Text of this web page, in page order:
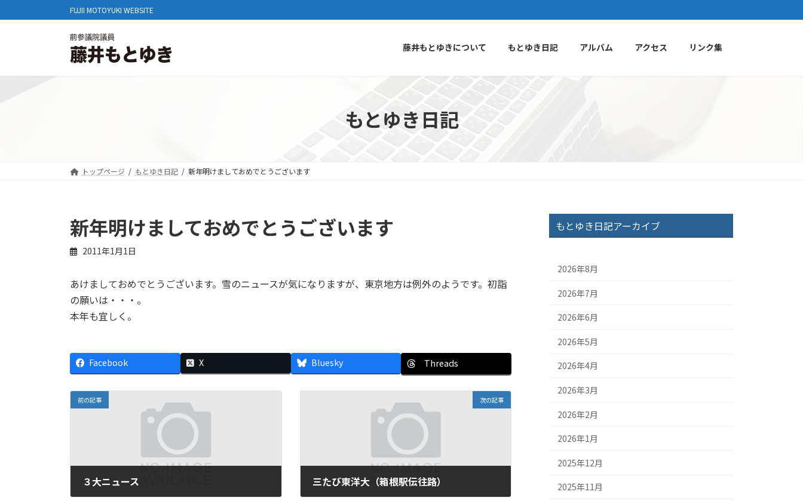
ン
へ
ビ
ョ
FUJII MOTOYUKI WEBSITE
藤井もとゆきについて もとゆき日記 アルバム アクセス リンク集
もとゆき日記
トップページ もとゆき日記 新年明けましておめでとうございます
新年明けましておめでとうございます
2011年1月1日
あけましておめでとうございます。雪のニュースが気になりますが、東京地方は例外のようです。初詣
の願いは・・・。
本年も宜しく。
Facebook X Bluesky Threads
前の記事
３大ニュース
次の記事
三たび東洋大（箱根駅伝往路）
もとゆき日記アーカイブ
2026年8月
2026年7月
2026年6月
2026年5月
2026年4月
2026年3月
2026年2月
2026年1月
2025年12月
2025年11月